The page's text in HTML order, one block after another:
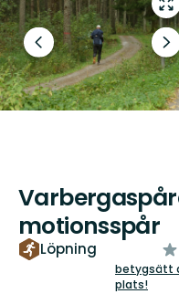
till
Föregående
bild
motionsspår
Löpning
av
5
betygsätt
plats!